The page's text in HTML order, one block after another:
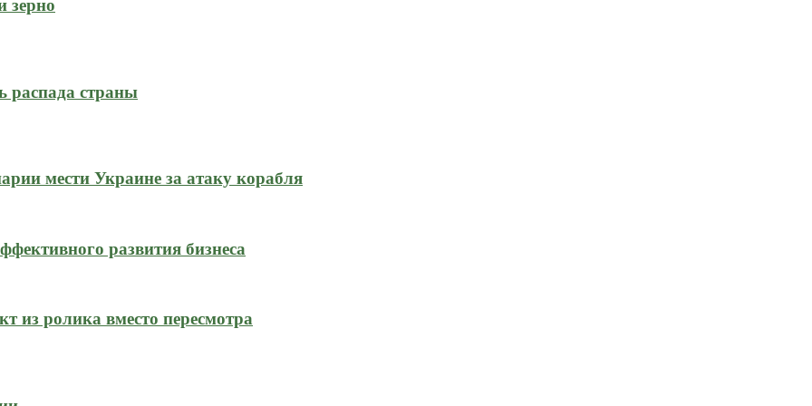
зерно
распада страны
мести Украине за атаку корабля
развития бизнеса
из ролика вместо пересмотра